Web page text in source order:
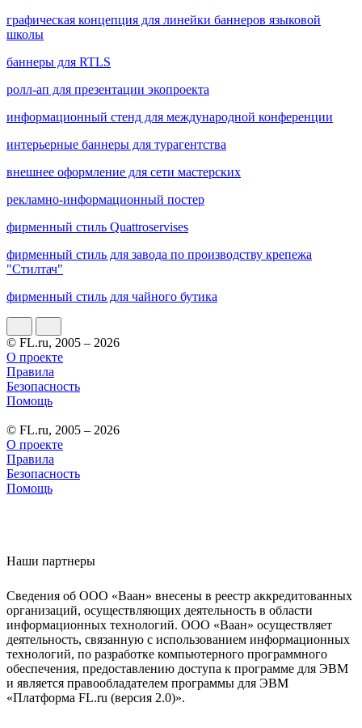
графическая концепция для линейки баннеров языковой
школы
баннеры для RTLS
ролл-ап для презентации экопроекта
информационный стенд для международной конференции
интерьерные баннеры для турагентства
внешнее оформление для сети мастерских
рекламно-информационный постер
фирменный стиль Quattroservises
фирменный стиль для завода по производству крепежа
"Стилтач"
фирменный стиль для чайного бутика
© FL.ru, 2005 – 2026
О проекте
Правила
Безопасность
Помощь
© FL.ru, 2005 – 2026
О проекте
Правила
Безопасность
Помощь
Наши партнеры
Сведения об ООО «Ваан» внесены в реестр аккредитованных
организаций, осуществляющих деятельность в области
информационных технологий. ООО «Ваан» осуществляет
деятельность, связанную с использованием информационных
технологий, по разработке компьютерного программного
обеспечения, предоставлению доступа к программе для ЭВМ
и является правообладателем программы для ЭВМ
«Платформа FL.ru (версия 2.0)».